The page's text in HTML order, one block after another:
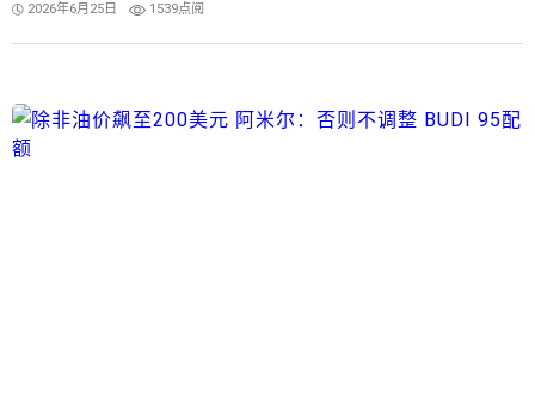
2026年6月25日 1539点阅